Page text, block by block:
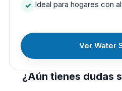
Ideal para hogares con
Ver Water
¿Aún tienes dudas